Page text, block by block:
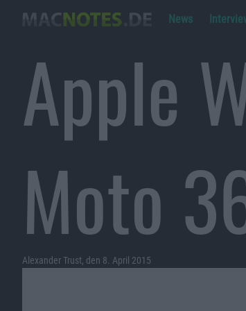
News
Apple
Moto
Alexander Trust, den 8. April 2015